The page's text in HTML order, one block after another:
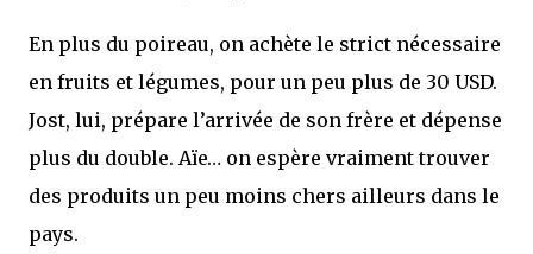
En plus du poireau, on achète le strict nécessaire
en fruits et légumes, pour un peu plus de 30 USD.
Jost, lui, prépare l’arrivée de son frère et dépense
plus du double. Aïe… on espère vraiment trouver
des produits un peu moins chers ailleurs dans le
pays.